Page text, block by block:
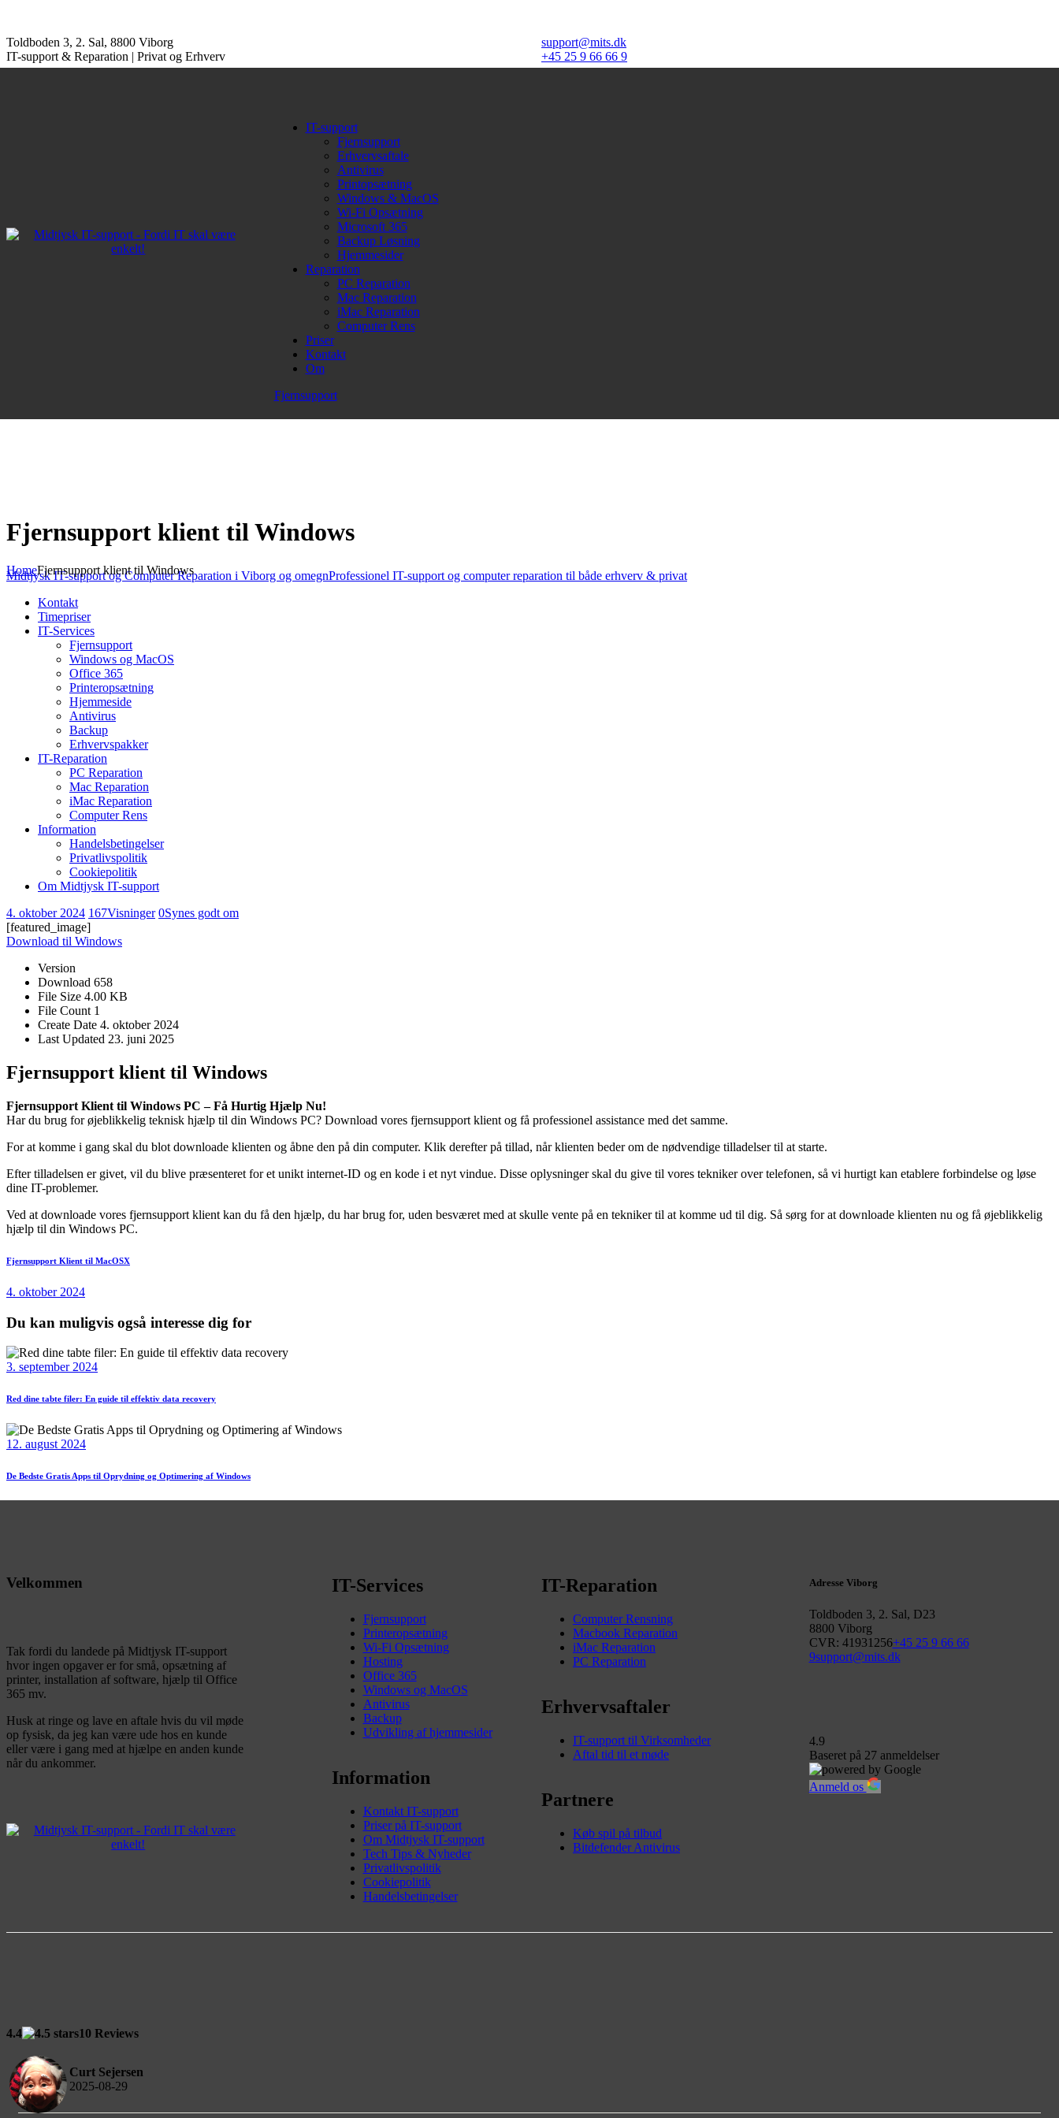
Toldboden 3, 2. Sal, 8800 Viborg
IT-support & Reparation | Privat og Erhverv
support@mits.dk
+45 25 9 66 66 9
IT-support
Fjernsupport
Erhvervsaftale
Antivirus
Printopsætning
Windows & MacOS
Wi-Fi Opsætning
Microsoft 365
Backup Løsning
Hjemmesider
Reparation
PC Reparation
Mac Reparation
iMac Reparation
Computer Rens
Priser
Kontakt
Om
Fjernsupport
Fjernsupport klient til Windows
HomeFjernsupport klient til Windows
Midtjysk IT-support og Computer Reparation i Viborg og omegnProfessionel IT-support og computer reparation til både erhverv & privat
Kontakt
Timepriser
IT-Services
Fjernsupport
Windows og MacOS
Office 365
Printeropsætning
Hjemmeside
Antivirus
Backup
Erhvervspakker
IT-Reparation
PC Reparation
Mac Reparation
iMac Reparation
Computer Rens
Information
Handelsbetingelser
Privatlivspolitik
Cookiepolitik
Om Midtjysk IT-support
4. oktober 2024 167Visninger 0Synes godt om
[featured_image]
Download til Windows
Version
Download 658
File Size 4.00 KB
File Count 1
Create Date 4. oktober 2024
Last Updated 23. juni 2025
Fjernsupport klient til Windows
Fjernsupport Klient til Windows PC – Få Hurtig Hjælp Nu!
Har du brug for øjeblikkelig teknisk hjælp til din Windows PC? Download vores fjernsupport klient og få professionel assistance med det samme.
For at komme i gang skal du blot downloade klienten og åbne den på din computer. Klik derefter på tillad, når klienten beder om de nødvendige tilladelser til at starte.
Efter tilladelsen er givet, vil du blive præsenteret for et unikt internet-ID og en kode i et nyt vindue. Disse oplysninger skal du give til vores tekniker over telefonen, så vi hurtigt kan etablere forbindelse og løse
dine IT-problemer.
Ved at downloade vores fjernsupport klient kan du få den hjælp, du har brug for, uden besværet med at skulle vente på en tekniker til at komme ud til dig. Så sørg for at downloade klienten nu og få øjeblikkelig
hjælp til din Windows PC.
Indlægsnavigation
Next
Fjernsupport Klient til MacOSX
4. oktober 2024
Du kan muligvis også interesse dig for
3. september 2024
Red dine tabte filer: En guide til effektiv data recovery
12. august 2024
De Bedste Gratis Apps til Oprydning og Optimering af Windows
Velkommen
Tak fordi du landede på Midtjysk IT-support
hvor ingen opgaver er for små, opsætning af
printer, installation af software, hjælp til Office
365 mv.
Husk at ringe og lave en aftale hvis du vil møde
op fysisk, da jeg kan være ude hos en kunde
eller være i gang med at hjælpe en anden kunde
når du ankommer.
IT-Services
Fjernsupport
Printeropsætning
Wi-Fi Opsætning
Hosting
Office 365
Windows og MacOS
Antivirus
Backup
Udvikling af hjemmesider
Information
Kontakt IT-support
Priser på IT-support
Om Midtjysk IT-support
Tech Tips & Nyheder
Privatlivspolitik
Cookiepolitik
Handelsbetingelser
IT-Reparation
Computer Rensning
Macbook Reparation
iMac Reparation
PC Reparation
Erhvervsaftaler
IT-support til Virksomheder
Aftal tid til et møde
Partnere
Køb spil på tilbud
Bitdefender Antivirus
Adresse Viborg
Toldboden 3, 2. Sal, D23
8800 Viborg
CVR: 41931256+45 25 9 66 66
9support@mits.dk
4.9
Baseret på 27anmeldelser
Anmeld os
4.4 10 Reviews
Curt Sejersen
2025-08-29